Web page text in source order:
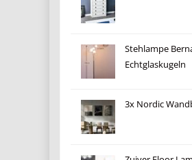
Stehlampe
Echtglaskugeln
3x Nordic